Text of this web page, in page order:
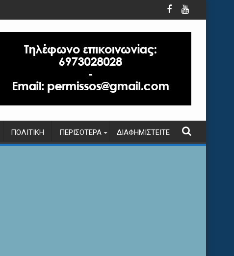
ΠΟΛΙΤΙΚΉ ΠΕΡΙΣΌΤΕΡΑ ΔΙΑΦΗΜΙΣΤΕΊΤΕ